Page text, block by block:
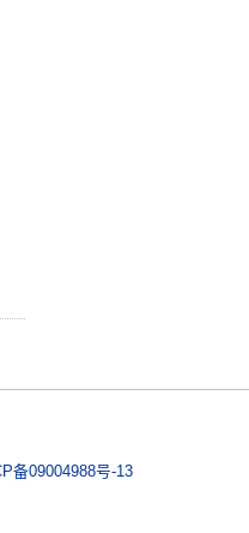
备09004988号-13